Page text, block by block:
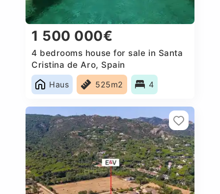
1 500 000€
4 bedrooms house for sale in Santa
Cristina de Aro, Spain
Haus
525m2 4